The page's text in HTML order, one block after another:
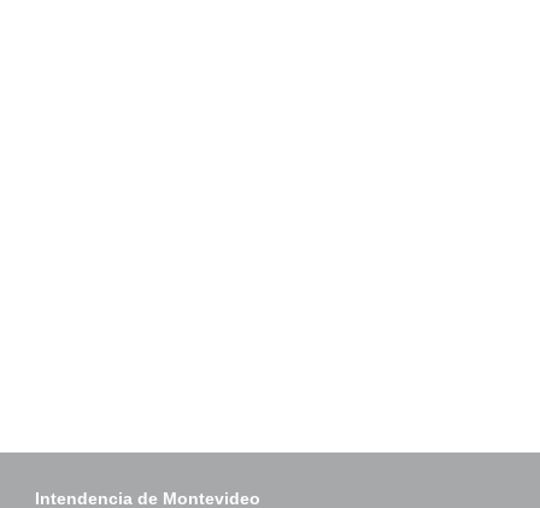
Intendencia de Montevideo